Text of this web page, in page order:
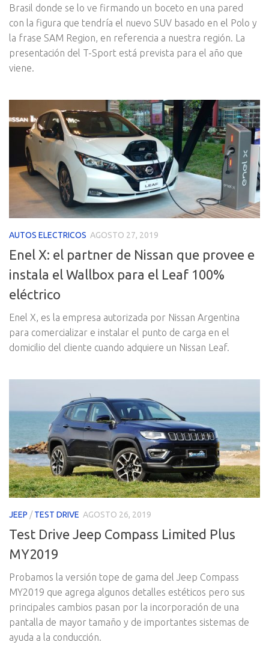
Brasil donde se lo ve firmando un boceto en una pared
con la figura que tendría el nuevo SUV basado en el Polo y
la frase SAM Region, en referencia a nuestra región. La
presentación del T-Sport está prevista para el año que
viene.
AUTOS ELECTRICOS AGOSTO 27, 2019
Enel X: el partner de Nissan que provee e
instala el Wallbox para el Leaf 100%
eléctrico
Enel X, es la empresa autorizada por Nissan Argentina
para comercializar e instalar el punto de carga en el
domicilio del cliente cuando adquiere un Nissan Leaf.
JEEP /TEST DRIVE AGOSTO 26, 2019
Test Drive Jeep Compass Limited Plus
MY2019
Probamos la versión tope de gama del Jeep Compass
MY2019 que agrega algunos detalles estéticos pero sus
principales cambios pasan por la incorporación de una
pantalla de mayor tamaño y de importantes sistemas de
ayuda a la conducción.